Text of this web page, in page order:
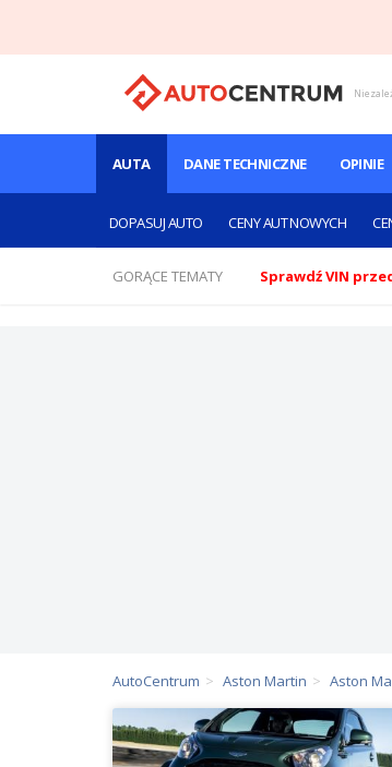
AUTA
DOPASUJ AUTO CENY AUT NOWYCH
DANE TECHNICZNE OPINIE
GORĄCE TEMATY Sprawdź VIN
AutoCentrum Aston Martin Aston